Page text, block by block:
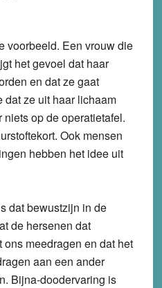
voorbeeld. Een vrouw die
het gevoel dat haar
en dat ze gaat
dat ze uit haar lichaam
op de operatietafel.
Ook mensen
hebben het idee uit
dat bewustzijn in de
de hersenen dat
meedragen en dat het
aan een ander
Bijna-doodervaring is